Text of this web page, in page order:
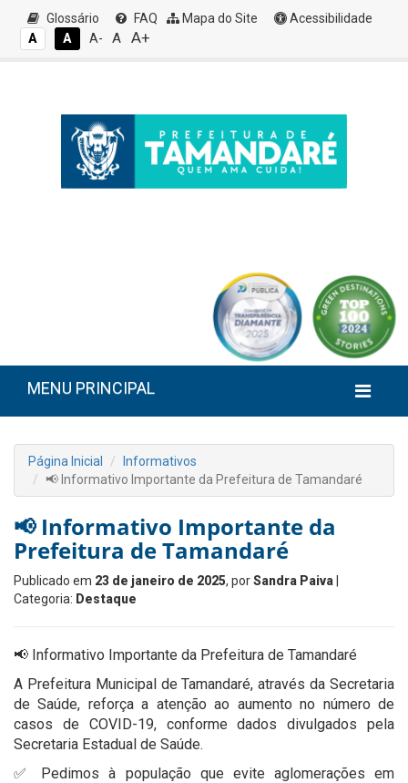
Glossário FAQ Mapa do Site
Acessibilidade
A
A A- A A+
MENU PRINCIPAL
Página Inicial
Informativos
📢 Informativo Importante da Prefeitura de Tamandaré
📢 Informativo Importante da
Prefeitura de Tamandaré
Publicado em 23 de janeiro de 2025, porSandra Paiva
Categoria: Destaque
📢 Informativo Importante da Prefeitura de Tamandaré
A Prefeitura Municipal de Tamandaré, através da Secretaria
de Saúde, reforça a atenção ao aumento no número de
casos de COVID-19, conforme dados divulgados pela
Secretaria Estadual de Saúde.
✅ Pedimos à população que evite aglomerações em